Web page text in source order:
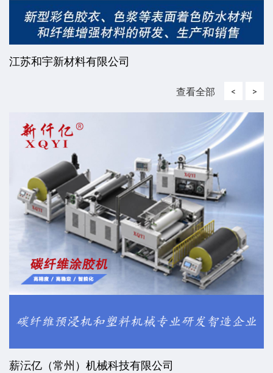
江苏和宇新材料有限公司
查看全部 <
薪沄亿（常州）机械科技有限公司
>